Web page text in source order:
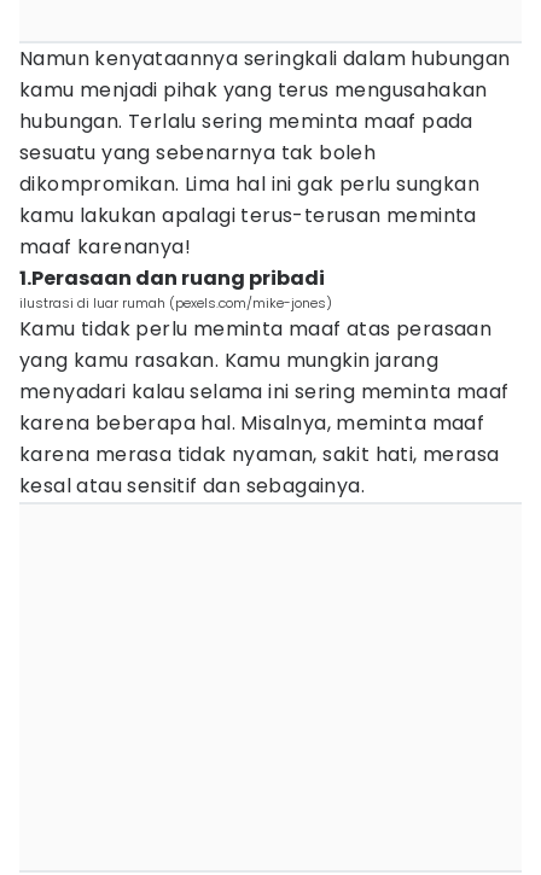
Namun kenyataannya seringkali dalam hubungan
kamu menjadi pihak yang terus mengusahakan
hubungan. Terlalu sering meminta maaf pada
sesuatu yang sebenarnya tak boleh
dikompromikan. Lima hal ini gak perlu sungkan
kamu lakukan apalagi terus-terusan meminta
maaf karenanya!
1.Perasaan dan ruang pribadi
ilustrasi di luar rumah (pexels.com/mike-jones)
Kamu tidak perlu meminta maaf atas perasaan
yang kamu rasakan. Kamu mungkin jarang
menyadari kalau selama ini sering meminta maaf
karena beberapa hal. Misalnya, meminta maaf
karena merasa tidak nyaman, sakit hati, merasa
kesal atau sensitif dan sebagainya.